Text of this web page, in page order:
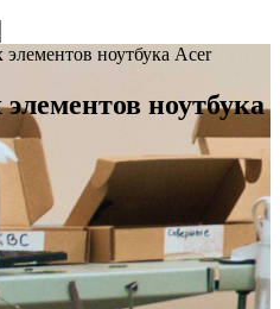
ноутбука Acer
ноутбука